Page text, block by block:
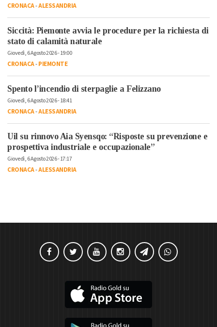
CRONACA-ALESSANDRIA
Siccità: Piemonte avvia le procedure per la richiesta di
stato di calamità naturale
Giovedì, 6 Agosto 2026 - 19:00
CRONACA-PIEMONTE
Spento l’incendio di sterpaglie a Felizzano
Giovedì, 6 Agosto 2026 - 18:41
CRONACA-ALESSANDRIA
Uil su rinnovo Aia Syensqo: “Risposte su prevenzione e
prospettiva industriale e occupazionale”
Giovedì, 6 Agosto 2026 - 17:17
CRONACA-ALESSANDRIA